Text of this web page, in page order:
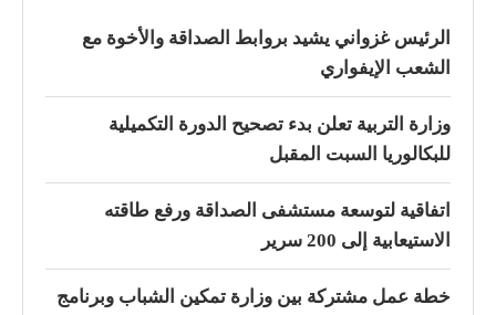
الرئيس غزواني يشيد بروابط الصداقة والأخوة مع
الشعب الإيفواري
وزارة التربية تعلن بدء تصحيح الدورة التكميلية
للبكالوريا السبت المقبل
اتفاقية لتوسعة مستشفى الصداقة ورفع طاقته
الاستيعابية إلى 200 سرير
خطة عمل مشتركة بين وزارة تمكين الشباب وبرنامج